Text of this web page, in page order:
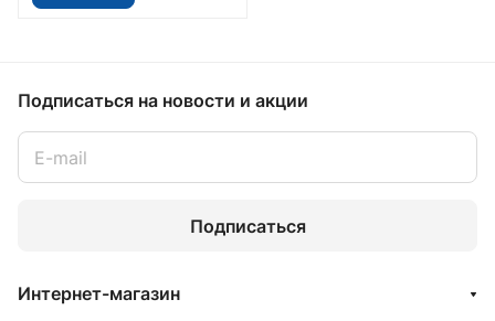
Подписаться на новости и акции
Подписаться
Интернет-магазин